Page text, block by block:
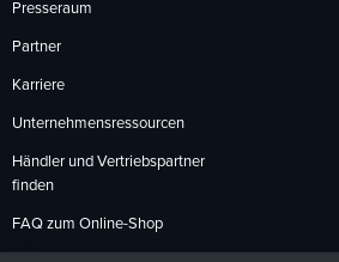
Presseraum
Partner
Karriere
Unternehmensressourcen
Händler und Vertriebspartner
finden
FAQ zum Online-Shop